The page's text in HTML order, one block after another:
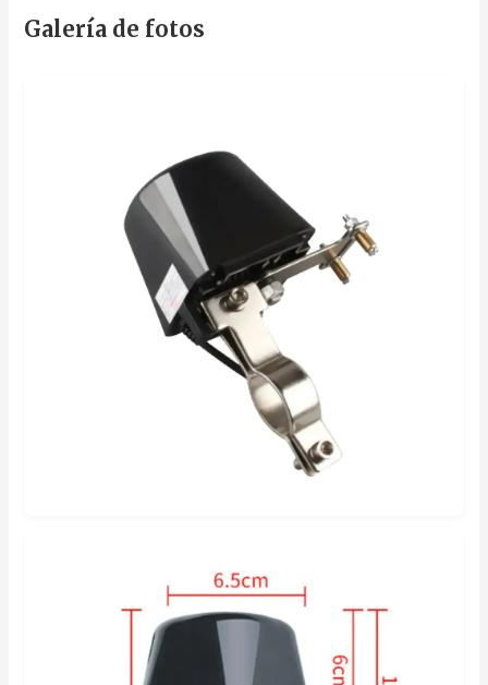
Galería de fotos